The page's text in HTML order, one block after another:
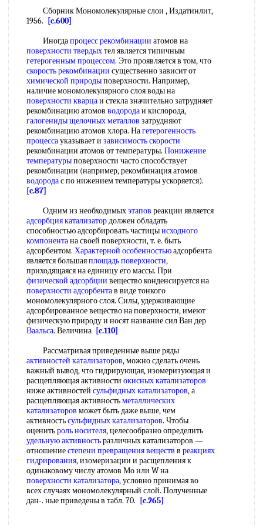
Сборник Мономолекулярные слои , Издатинлит,
1956.
[c.600]
Иногдапроцесс рекомбинации атомов на
поверхности твердыхтел является типичным
гетерогенным процессом. Это проявляется в том, что
скорость рекомбинации существенно зависит от
химической природыповерхности. Например,
наличие мономолекулярного слоя воды на
поверхности кварцаи стекла значительно затрудняет
рекомбинацию атомов водородаи кислорода,
галогениды щелочных металлов затрудняют
рекомбинацию атомов хлора. Нагетерогенность
процессауказывает и зависимость скорости
рекомбинации атомов от температуры. Понижение
температурыповерхности часто способствует
рекомбинации (например, рекомбинация атомов
водородас по нижением температуры ускоряется).
[c.87]
Одним из необходимыхэтапов реакции является
адсорбция катализатордолжен обладать
способностью адсорбировать частицыисходного
компонентана своей поверхности, т. е. быть
адсорбентом. Характерной особенностьюадсорбента
является большаяплощадь поверхности,
приходящаяся на единицу его массы. При
физической адсорбции вещество конденсируется на
поверхности адсорбентав виде тонкого
мономолекулярного слоя. Силы, удерживающие
адсорбированное вещество на поверхности, имеют
физическую природу и носят название сил Ван дер
Ваальса. Величина [c.110]
Рассматривая приведенные выше ряды
активностей катализаторов, можно сделать очень
важный вывод, что гидрирующая, изомеризующая и
расщепляющая активности окисных катализаторов
ниже активностей сульфидных катализаторов, а
расщепляющая активностьметаллических
катализаторов может быть даже выше, чем
активностьсульфидных катализаторов. Чтобы
оценитьроль носителя, целесообразно определить
удельную активностьразличных катализаторов —
отношениестепени превращения веществ в реакциях
гидрирования, изомеризации и расщепления к
одинаковому числу атомов Мо или W на
поверхности катализатора, условно принимая во
всех случаях мономолекулярный слой. Полученные
дан-. ные приведены в табл. 70.
[c.265]